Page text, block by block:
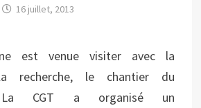
16 juillet, 2013
est venue visiter avec la
recherche, le chantier du
La CGT a organisé un